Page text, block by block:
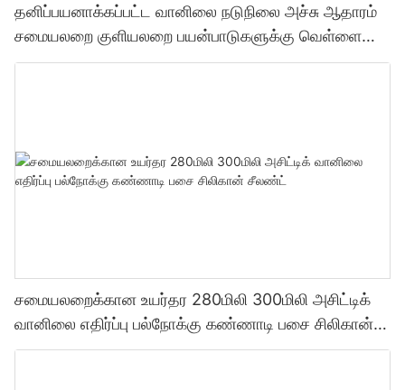
தனிப்பயனாக்கப்பட்ட வானிலை நடுநிலை அச்சு ஆதாரம்
சமையலறை குளியலறை பயன்பாடுகளுக்கு வெள்ளை
சிலிகான் முத்திரை குத்த பயன்படும் மெழுகு போன்ற ஒரு
சமையலறைக்கான உயர்தர 280மிலி 300மிலி அசிட்டிக்
வானிலை எதிர்ப்பு பல்நோக்கு கண்ணாடி பசை சிலிகான்
சீலண்ட்